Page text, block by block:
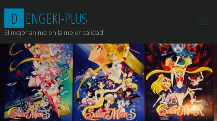
contenido
D ENGEKI-PLUS
El mejor anime en la mejor calidad